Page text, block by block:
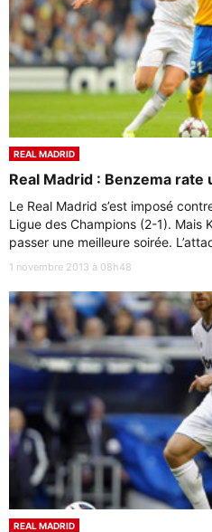
REAL MADRID
Real Madrid : Benzema
Le Real Madrid s’est imposé
Ligue des Champions (2-1). Mais
passer une meilleure soirée.
1 novembre 2013 à 08h48
REAL MADRID